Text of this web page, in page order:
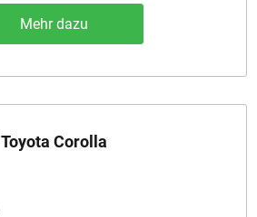
Mehr dazu
Toyota Corolla